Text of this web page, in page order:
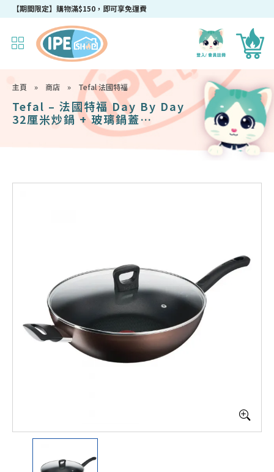
【期間限定】購物滿$150，即可享免運費
成為IPEshop會員，新會員即可獲得迎新$50購物優惠碼！
主頁 » 商店 » Tefal 法國特福
Tefal – 法國特福 Day By Day
32厘米炒鍋 + 玻璃鍋蓋